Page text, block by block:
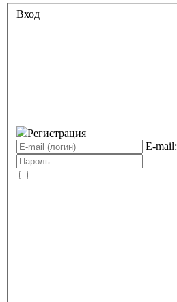
Вход
Регистрация
E-mail: